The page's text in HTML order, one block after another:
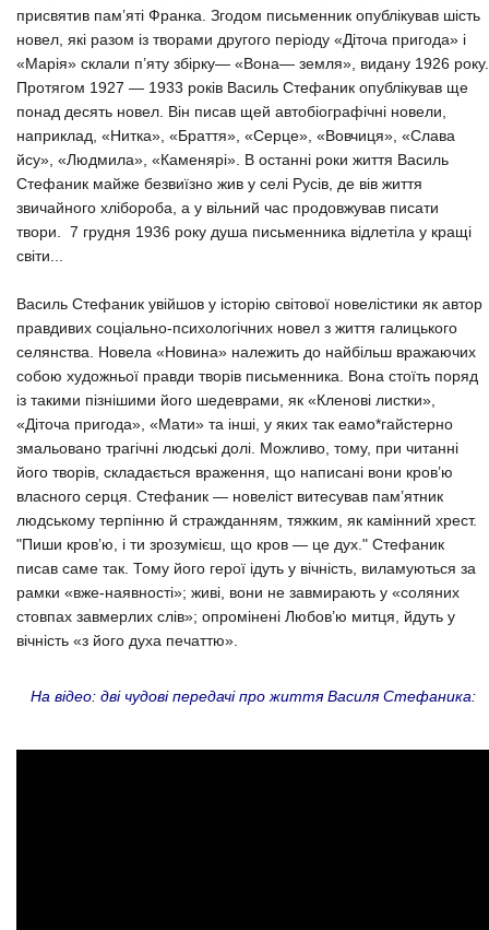
присвятив пам’яті Франка. Згодом письменник опублікував шість
новел, які разом із творами другого періоду «Діточа пригода» і
«Марія» склали п’яту збірку— «Вона— земля», видану 1926 року.
Протягом 1927 — 1933 pоків Василь Стефаник опублікував ще
понад десять новел. Він писав щей автобіографічні новели,
наприклад, «Нитка», «Браття», «Серце», «Вовчиця», «Слава
йсу», «Людмила», «Каменярі». В останні роки життя Василь
Стефаник майже безвиїзно жив у селі Русів, де вів життя
звичайного хлібороба, а у вільний час продовжував писати
твори. 7 грудня 1936 року душа письменника відлетіла у кращі
світи...
Василь Стефаник увійшов у історію світової новелістики як автор
правдивих соціально-психологічних новел з життя галицького
селянства. Новела «Новина» належить до найбільш вражаючих
собою художньої правди творів письменника. Вона стоїть поряд
із такими пізнішими його шедеврами, як «Кленові листки»,
«Діточа пригода», «Мати» та інші, у яких так еамо*гайстерно
змальовано трагічні людські долі. Можливо, тому, при читанні
його творів, складається враження, що написані вони кров’ю
власного серця. Стефаник — новеліст витесував пам’ятник
людському терпінню й стражданням, тяжким, як камінний хрест.
"Пиши кров’ю, і ти зрозумієш, що кров — це дух." Стефаник
писав саме так. Тому його герої ідуть у вічність, виламуються за
рамки «вже-наявності»; живі, вони не завмирають у «соляних
стовпах завмерлих слів»; опромінені Любов’ю митця, йдуть у
вічність «з його духа печаттю».
На відео: дві чудові передачі про життя Василя Стефаника: